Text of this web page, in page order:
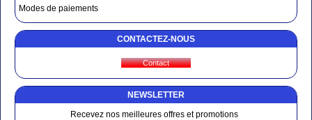
Modes de paiements
CONTACTEZ-NOUS
NEWSLETTER
Recevez nos meilleures offres et promotions